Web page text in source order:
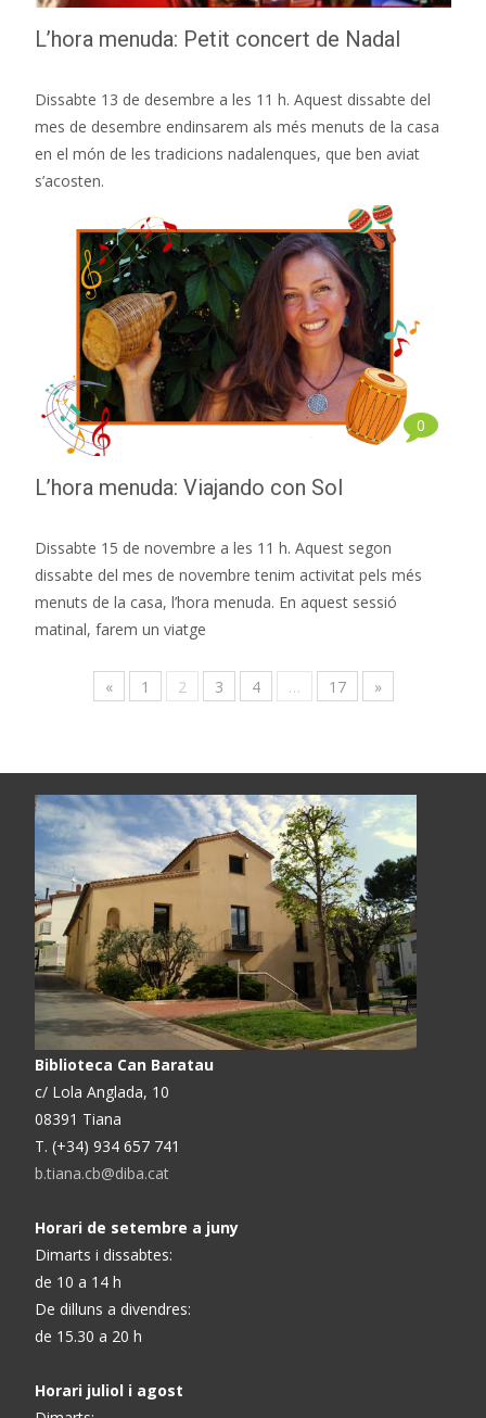
L’hora menuda: Petit concert de Nadal
Dissabte 13 de desembre a les 11 h. Aquest dissabte del
mes de desembre endinsarem als més menuts de la casa
en el món de les tradicions nadalenques, que ben aviat
s’acosten.
0
L’hora menuda: Viajando con Sol
Dissabte 15 de novembre a les 11 h. Aquest segon
dissabte del mes de novembre tenim activitat pels més
menuts de la casa, l’hora menuda. En aquest sessió
matinal, farem un viatge
« 1 2 3 4 … 17 »
Biblioteca Can Baratau
c/ Lola Anglada, 10
08391 Tiana
T. (+34) 934 657 741
b.tiana.cb@diba.cat
Horari de setembre a juny
Dimarts i dissabtes:
de 10 a 14 h
De dilluns a divendres:
de 15.30 a 20 h
Horari juliol i agost